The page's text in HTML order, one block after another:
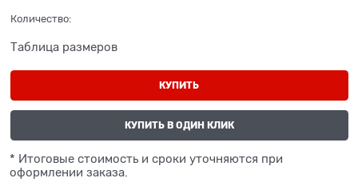
Количество:
Таблица размеров
КУПИТЬ
КУПИТЬ В ОДИН КЛИК
* Итоговые стоимость и сроки уточняются при
оформлении заказа.